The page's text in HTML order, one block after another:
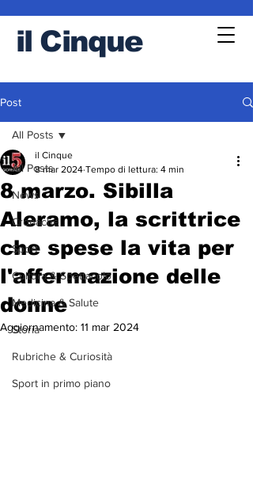
il Cinque
Post
All Posts
News
Cronache
Sport
Cultura & Spettacolo
Medicina & Salute
Storia
Rubriche & Curiosità
Sport in primo piano
All Posts
8 marzo. Sibilla
Aleramo, la scrittrice
che spese la vita per
l'affermazione delle
donne
il Cinque
8 mar 2024 Tempo di lettura: 4 min
Aggiornamento: 11 mar 2024